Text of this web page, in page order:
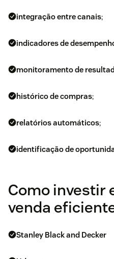
integração entre canais;
indicadores de
monitoramento de
histórico de compras;
relatórios automáticos;
identificação de
Como investir
venda
Stanley Black and Decker